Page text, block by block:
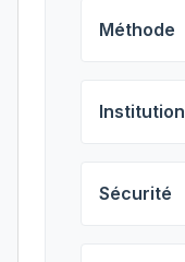
Méthode
Institution
Sécurité